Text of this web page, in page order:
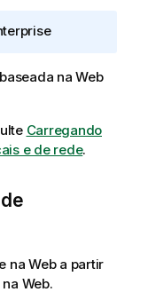
na Web
Carregando
e de rede.
na Web a partir
Web.